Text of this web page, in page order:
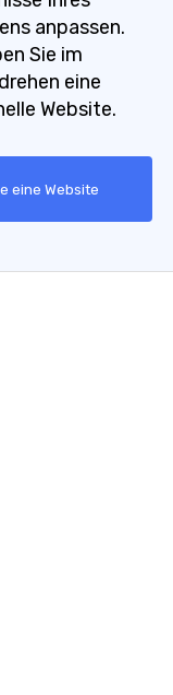
anpassen.
Sie im
eine
Website.
eine Website